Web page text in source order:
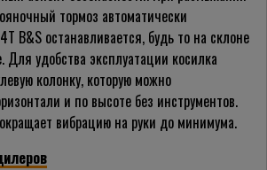
тормоз автоматически
B&S останавливается, будь то на склоне
Для удобства эксплуатации косилка
колонку, которую можно
и по высоте без инструментов.
вибрацию на руки до минимума.